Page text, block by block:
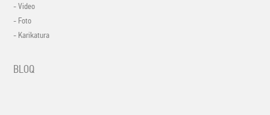
- Video
- Foto
- Karikatura
BLOQ